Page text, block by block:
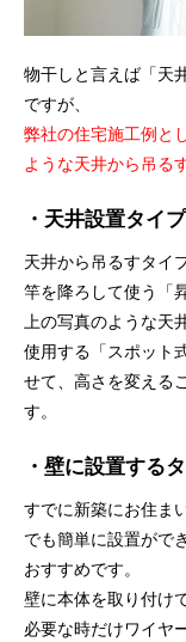
物干しと言えば「天
ですが、
弊社の住宅施工例と
ような天井から吊る
・天井設置タイ
天井から吊るすタイ
竿を降ろして使う「
上の写真のような
使用する「スポット
せて、高さを変える
す。
・壁に設置する
すでに新築にお住ま
でも簡単に設置がで
おすすめです。
壁に本体を取り付け
必要な時だけワイヤ